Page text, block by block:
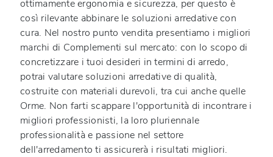
ottimamente ergonomia e sicurezza, per questo è
così rilevante abbinare le soluzioni arredative con
cura. Nel nostro punto vendita presentiamo i migliori
marchi di Complementi sul mercato: con lo scopo di
concretizzare i tuoi desideri in termini di arredo,
potrai valutare soluzioni arredative di qualità,
costruite con materiali durevoli, tra cui anche quelle
Orme. Non farti scappare l'opportunità di incontrare i
migliori professionisti, la loro pluriennale
professionalità e passione nel settore
dell'arredamento ti assicurerà i risultati migliori.